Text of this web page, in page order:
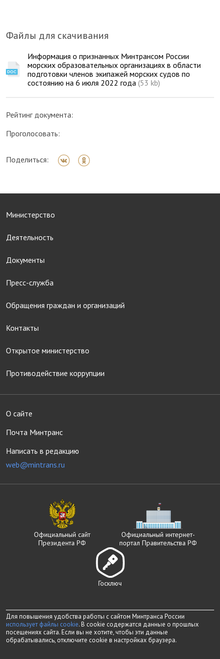
Файлы для скачивания
Информация о признанных Минтрансом России
морских образовательных организациях в области
подготовки членов экипажей морских судов по
состоянию на 6 июля 2022 года (53 kb)
Рейтинг документа:
Проголосовать:
Поделиться:
Министерство
Деятельность
Документы
Пресс-служба
Обращения граждан и организаций
Контакты
Открытое министерство
Противодействие коррупции
О сайте
Почта Минтранс
Написать в редакцию
web@mintrans.ru
Официальный сайт
Президента РФ
Официальный интернет-
портал Правительства РФ
Госключ
Для повышения удобства работы с сайтом Минтранса России
использует файлы cookie. В cookie содержатся данные о прошлых
посещениях сайта. Если вы не хотите, чтобы эти данные
обрабатывались, отключите cookie в настройках браузера.